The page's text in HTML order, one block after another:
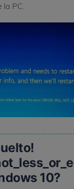
PC.
10?